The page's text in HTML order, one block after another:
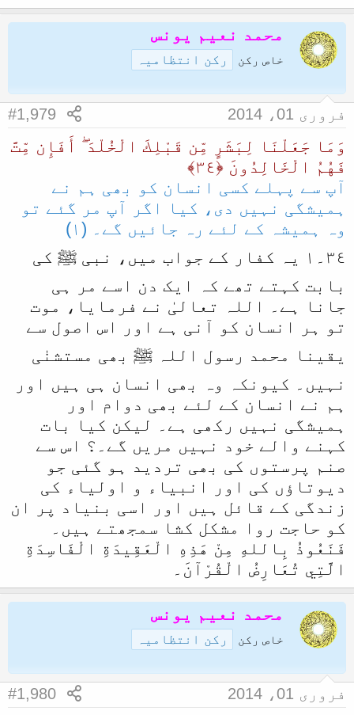
محمد نعیم یونس
خاص رکن رکن انتظامیہ
فروری 01، 2014 #1,979
وَمَا جَعَلْنَا لِبَشَرٍ‌ مِّن قَبْلِكَ الْخُلْدَ ۖ أَفَإِن مِّتَّ
فَهُمُ الْخَالِدُونَ ﴿٣٤﴾
آپ سے پہلے کسی انسان کو بھی ہم نے
ہمیشگی نہیں دی، کیا اگر آپ مر گئے تو
وہ ہمیشہ کے لئے رہ جائیں گے۔ (١)
٣٤۔١ یہ کفار کے جواب میں، نبی ﷺ کی
بابت کہتے تھے کہ ایک دن اسے مر ہی
جانا ہے۔ اللہ تعالیٰ نے فرمایا، موت
تو ہر انسان کو آنی ہے اور اس اصول سے
یقینا محمد رسول اللہ ﷺ بھی مستشنٰی
نہیں۔ کیونکہ وہ بھی انسان ہی ہیں اور
ہم نے انسان کے لئے بھی دوام اور
ہمیشگی نہیں رکھی ہے۔ لیکن کیا بات
کہنے والے خود نہیں مریں گے۔؟ اس سے
صنم پرستوں کی بھی تردید ہو گئی جو
دیوتاؤں کی اور انبیاء و اولیاء کی
زندگی کے قائل ہیں اور اسی بنیاد پر ان
کو حاجت روا مشکل کشا سمجھتے ہیں۔
فَنَعُوذُ بِاللهِ مِنْ هَذِهِ الْعَقِيدَةِ الْفَاسِدَةِ
الَّتِي تُعَارِضُ الْقُرْآنَ۔
محمد نعیم یونس
خاص رکن رکن انتظامیہ
فروری 01، 2014 #1,980